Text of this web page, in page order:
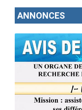
ANNONCES